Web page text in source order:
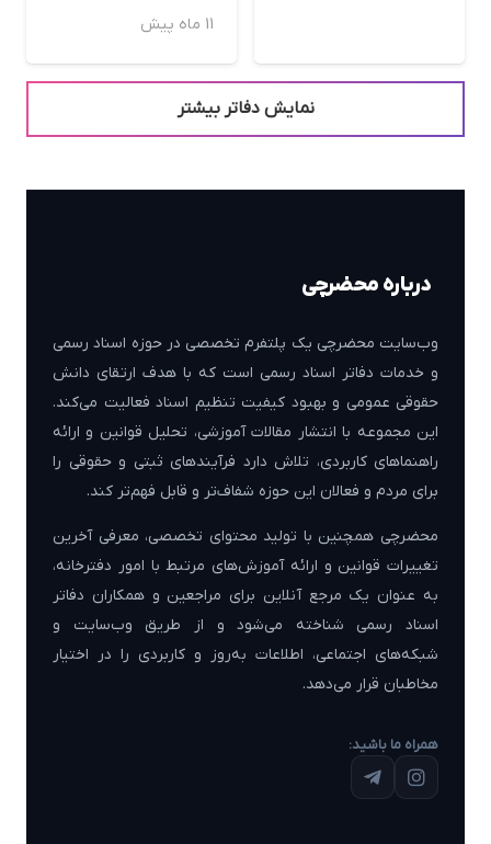
11 ماه پیش
نمایش دفاتر بیشتر
درباره محضرچی
وب‌سایت محضرچی یک پلتفرم تخصصی در حوزه اسناد رسمی
و خدمات دفاتر اسناد رسمی است که با هدف ارتقای دانش
حقوقی عمومی و بهبود کیفیت تنظیم اسناد فعالیت می‌کند.
این مجموعه با انتشار مقالات آموزشی، تحلیل قوانین و ارائه
راهنماهای کاربردی، تلاش دارد فرآیندهای ثبتی و حقوقی را
برای مردم و فعالان این حوزه شفاف‌تر و قابل فهم‌تر کند.
محضرچی همچنین با تولید محتوای تخصصی، معرفی آخرین
تغییرات قوانین و ارائه آموزش‌های مرتبط با امور دفترخانه،
به عنوان یک مرجع آنلاین برای مراجعین و همکاران دفاتر
اسناد رسمی شناخته می‌شود و از طریق وب‌سایت و
شبکه‌های اجتماعی، اطلاعات به‌روز و کاربردی را در اختیار
مخاطبان قرار می‌دهد.
همراه ما باشید: